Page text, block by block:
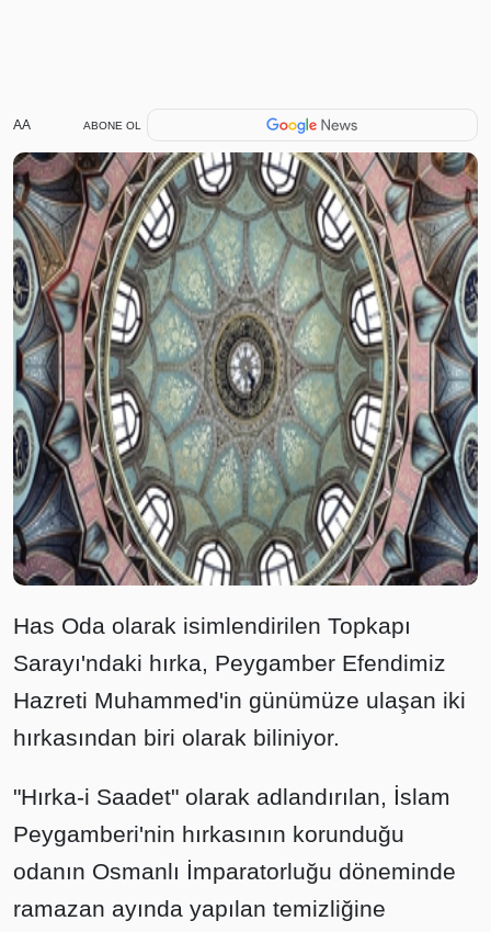
AA ABONE OL
Has Oda olarak isimlendirilen Topkapı
Sarayı'ndaki hırka, Peygamber Efendimiz
Hazreti Muhammed'in günümüze ulaşan iki
hırkasından biri olarak biliniyor.
"Hırka-i Saadet" olarak adlandırılan, İslam
Peygamberi'nin hırkasının korunduğu
odanın Osmanlı İmparatorluğu döneminde
ramazan ayında yapılan temizliğine